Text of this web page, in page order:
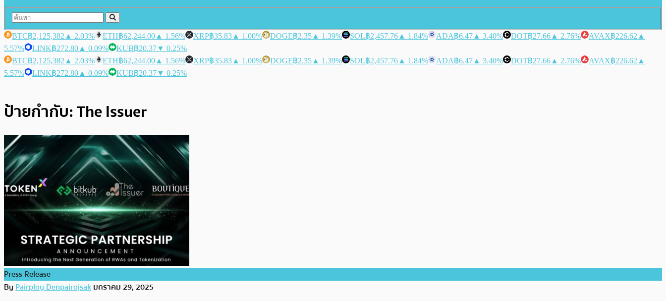
BTC฿2,125,382 ▲ 2.03% ETH฿62,244.00 ▲ 1.56% XRP฿35.83 ▲ 1.00% DOGE฿2.35 ▲ 1.39% SOL฿2,457.76 ▲ 1.84% ADA฿6.47 ▲ 3.40% DOT฿27.66 ▲ 2.76% AVAX฿226.62 ▲
5.57%
LINK฿272.80 ▲ 0.09% KUB฿20.37▼ 0.25%
BTC฿2,125,382 ▲ 2.03% ETH฿62,244.00 ▲ 1.56% XRP฿35.83 ▲ 1.00% DOGE฿2.35 ▲ 1.39% SOL฿2,457.76 ▲ 1.84% ADA฿6.47 ▲ 3.40% DOT฿27.66 ▲ 2.76% AVAX฿226.62 ▲
5.57%
LINK฿272.80 ▲ 0.09% KUB฿20.37▼ 0.25%
ป้ายกำกับ:The Issuer
Press Release
ByPairploy Denpairojsakมกราคม 29, 2025